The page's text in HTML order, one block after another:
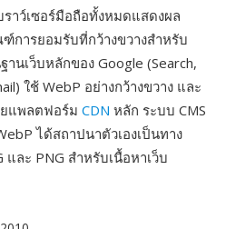
ราว์เซอร์มือถือทั้งหมดแสดงผล
การยอมรับที่กว้างขวางสำหรับ
านเว็บหลักของ Google (Search,
ใช้ WebP อย่างกว้างขวาง และ
แพลตฟอร์ม CDN หลัก ระบบ CMS
ได้สถาปนาตัวเองเป็นทาง
ละ PNG สำหรับเนื้อหาเว็บ